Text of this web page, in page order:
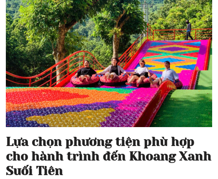
Lựa chọn phương tiện phù hợp
cho hành trình đến Khoang Xanh
Suối Tiên